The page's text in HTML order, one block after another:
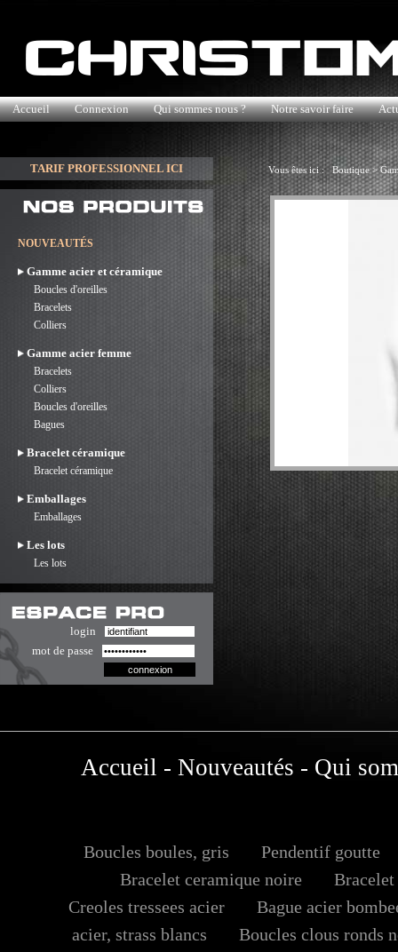
Accueil Connexion Qui sommes nous ? Notre savoir faire
TARIF PROFESSIONNEL ICI
NOUVEAUTÉS
Gamme acier et céramique
Boucles d'oreilles
Bracelets
Colliers
Gamme acier femme
Bracelets
Colliers
Boucles d'oreilles
Bagues
Bracelet céramique
Bracelet céramique
Emballages
Emballages
Les lots
Les lots
login
mot de passe
Vous êtes ici :Boutique>
Accueil - Nouveautés - Qui
Boucles boules, gris
Pendentif goutte
Bracelet ceramique noire
Bracelet
Creoles tressees acier
Bague acier
acier, strass blancs
Boucles clous ronds